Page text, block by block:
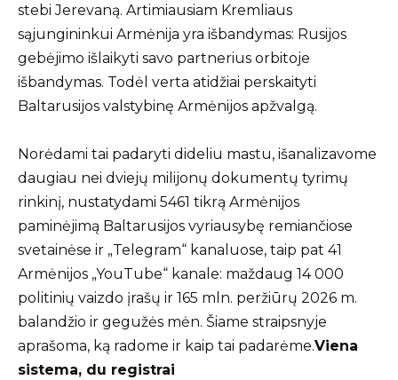
stebi Jerevaną. Artimiausiam Kremliaus
sąjungininkui Armėnija yra išbandymas: Rusijos
gebėjimo išlaikyti savo partnerius orbitoje
išbandymas. Todėl verta atidžiai perskaityti
Baltarusijos valstybinę Armėnijos apžvalgą.
Norėdami tai padaryti dideliu mastu, išanalizavome
daugiau nei dviejų milijonų dokumentų tyrimų
rinkinį, nustatydami 5461 tikrą Armėnijos
paminėjimą Baltarusijos vyriausybę remiančiose
svetainėse ir „Telegram“ kanaluose, taip pat 41
Armėnijos „YouTube“ kanale: maždaug 14 000
politinių vaizdo įrašų ir 165 mln. peržiūrų 2026 m.
balandžio ir gegužės mėn. Šiame straipsnyje
aprašoma, ką radome ir kaip tai padarėme.Viena
sistema, du registrai